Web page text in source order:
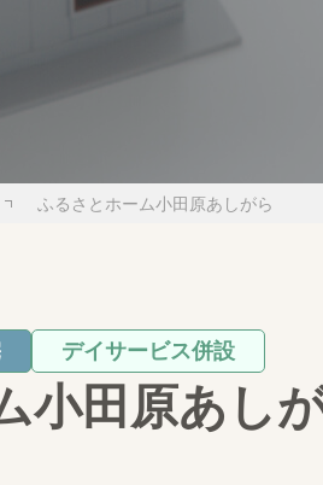
ふるさとホーム小田原あしがら
デイサービス併設
小田原あし